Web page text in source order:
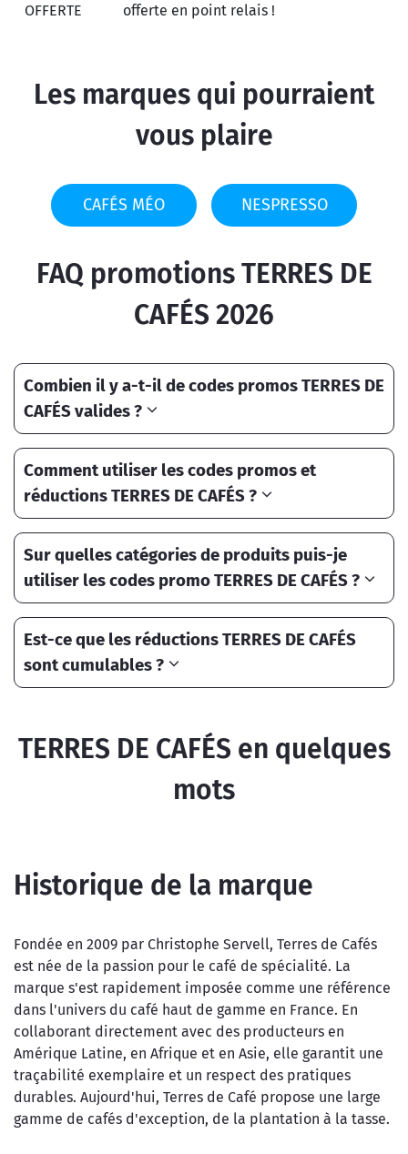
OFFERTE
offerte en point relais !
Les marques qui pourraient
vous plaire
CAFÉS MÉO NESPRESSO
FAQ promotions TERRES DE
CAFÉS 2026
Combien il y a-t-il de codes promos TERRES DE
CAFÉS valides ?
Comment utiliser les codes promos et
réductions TERRES DE CAFÉS ?
Sur quelles catégories de produits puis-je
utiliser les codes promo TERRES DE CAFÉS ?
Est-ce que les réductions TERRES DE CAFÉS
sont cumulables ?
TERRES DE CAFÉS en quelques
mots
Historique de la marque
Fondée en 2009 par Christophe Servell, Terres de Cafés
est née de la passion pour le café de spécialité. La
marque s'est rapidement imposée comme une référence
dans l'univers du café haut de gamme en France. En
collaborant directement avec des producteurs en
Amérique Latine, en Afrique et en Asie, elle garantit une
traçabilité exemplaire et un respect des pratiques
durables. Aujourd'hui, Terres de Café propose une large
gamme de cafés d'exception, de la plantation à la tasse.